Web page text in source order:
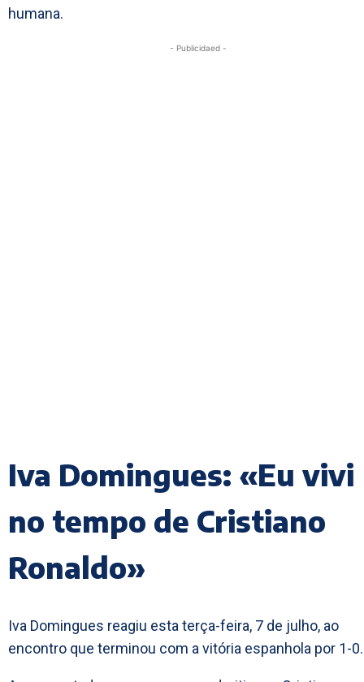
humana.
- Publicidaed -
Iva Domingues: «Eu vivi
no tempo de Cristiano
Ronaldo»
Iva Domingues reagiu esta terça-feira, 7 de julho, ao
encontro que terminou com a vitória espanhola por 1-0.